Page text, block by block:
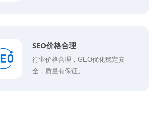
SEO价格合理
行业价格合理，GEO优化稳定安
全，质量有保证。